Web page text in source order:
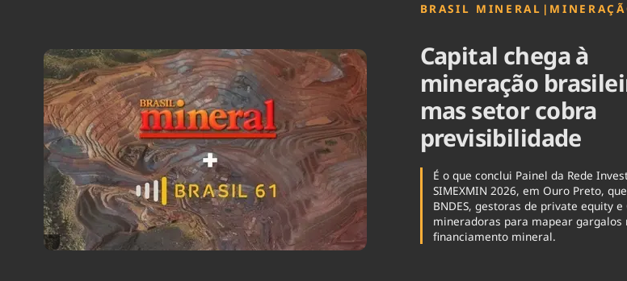
BRASIL MINERAL |
Capital chega à
mineração
mas setor cobra
previsibilidade
É o que conclui Painel da Rede
SIMEXMIN 2026, em Ouro Preto,
BNDES, gestoras de private equity e
mineradoras para mapear gargalos
financiamento mineral.